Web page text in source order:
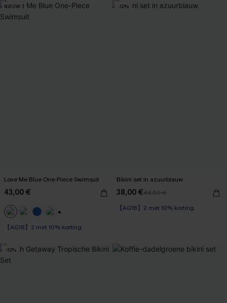
NIEUW
Love Me Blue One-Piece Swimsuit
43,00 €
【AG18】2 met 10% korting
-12%
Bikini set in azuurblauw
38,00 €43,00 €
【AG18】2 met 10% korting
-12%